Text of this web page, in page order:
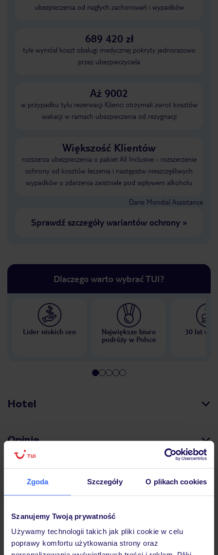
Zgoda Szczegóły O plikach cookies
Szanujemy Twoją prywatność
Używamy technologii takich jak pliki cookie w celu
poprawy komfortu użytkowania strony oraz
ubezpieczenia od nagłych zachorowań i wypadków
689 420 zł
tyle wyniósł koszt obsługi medycznej pokryty jednorazowo
przez ubezpieczyciela
Aż 9002
w przypadku tylu rezerwacji Klienci otrzymali zwrot kosztów
wakacji w ramach ubezpieczenia od rezygnacji
Większość Klientów
rozszerza ubezpieczenia o pakiet All Inclusive - rozszerzenie
ochrony od kosztów leczenia i następstw nieszczęśliwych
wypadków o zdarzenia zaistniałe pod wpływem alkoholu
Dane Mondial Assistance
Sprawdź szczegóły wariantów ochrony»
Dlaczego warto wybrać TUI?
Lider niskich cen
Największe biuro
podróży w Polsce
30 lat w
Hotel
Opinie
Pokoje
Wyżywienie
Atrakcje